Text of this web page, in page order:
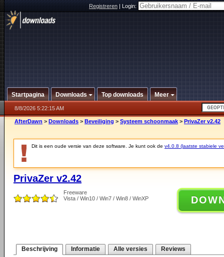
Registreren|Login:
Startpagina Downloads Top downloads Meer
8/8/2026 5:22:15 AM
AfterDawn > Downloads > Beveiliging > Systeem schoonmaak > PrivaZer v2.42
Dit is een oude versie van deze software. Je kunt ook de v4.0.8 (laatste stabiele
PrivaZer v2.42
Freeware
Vista / Win10 / Win7 / Win8 / WinXP
Beschrijving Informatie Alle versies Reviews